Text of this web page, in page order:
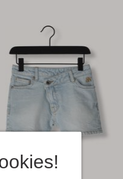
Laatste item